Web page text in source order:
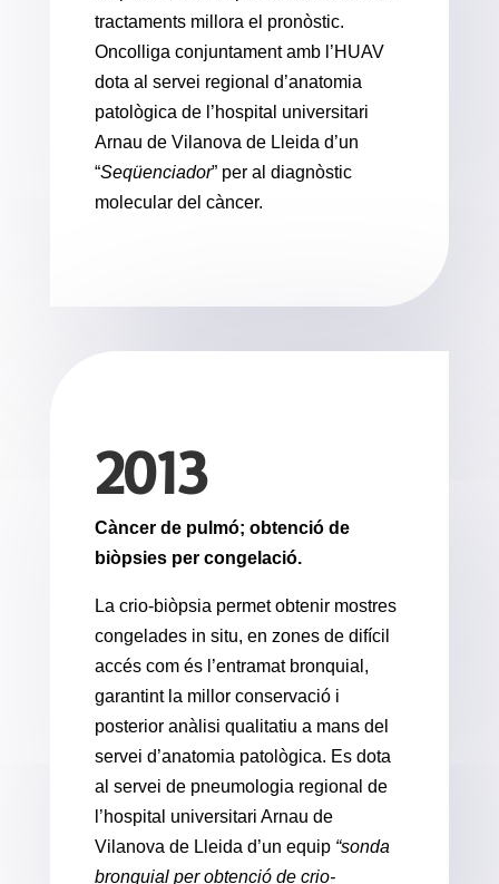
tractaments millora el pronòstic.
Oncolliga conjuntament amb l’HUAV
dota al servei regional d’anatomia
patològica de l’hospital universitari
Arnau de Vilanova de Lleida d’un
“Seqüenciador” per al diagnòstic
molecular del càncer.
2013
Càncer de pulmó; obtenció de
biòpsies per congelació.
La crio-biòpsia permet obtenir mostres
congelades in situ, en zones de difícil
accés com és l’entramat bronquial,
garantint la millor conservació i
posterior anàlisi qualitatiu a mans del
servei d’anatomia patològica. Es dota
al servei de pneumologia regional de
l’hospital universitari Arnau de
Vilanova de Lleida d’un equip “sonda
bronquial per obtenció de crio-